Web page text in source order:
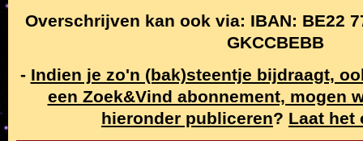
Overschrijven kan ook via: IBAN: BE22
GKCCBEBB
- Indien je zo'n (bak)steentje bijdraagt,
een Zoek&Vind abonnement, mogen
hieronder publiceren? Laat het